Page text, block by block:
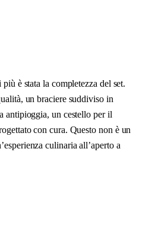
è stata la completezza del set.
un braciere suddiviso in
antipioggia, un cestello per il
con cura. Questo non è un
culinaria all’aperto a